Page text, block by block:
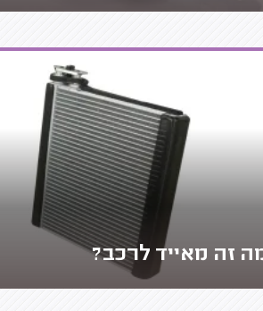
זה מאייד לרכב?